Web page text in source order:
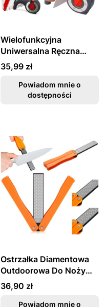
Wielofunkcyjna
Uniwersalna Ręczna
Ostrzałka Do Ostrzenia
Noży i Nożyczek
TG2016 TAIDEA
Cena
35,99 zł
Powiadom mnie o
dostępności
Ostrzałka Diamentowa
Outdoorowa Do Noży
(360/600) TY1051
TAIDEA
Cena
36,90 zł
Powiadom mnie o